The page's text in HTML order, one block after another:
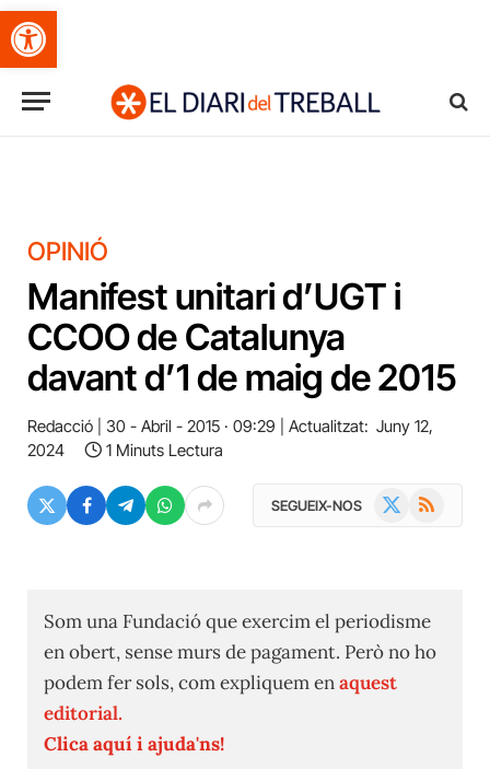
Obre la barra d'eines
OPINIÓ
Manifest unitari d’UGT i
CCOO de Catalunya
davant d’1 de maig de 2015
Redacció 30 - Abril - 2015 · 09:29 Actualitzat: Juny 12,
2024
1 Minuts Lectura
SEGUEIX-NOS RSS
Som una Fundació que exercim el periodisme
en obert, sense murs de pagament. Però no ho
podem fer sols, com expliquem enaquest
editorial.
Clica aquí i ajuda'ns!